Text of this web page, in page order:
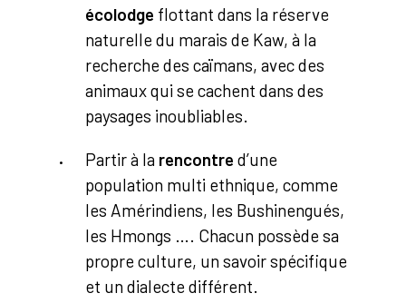
écolodge flottant dans la réserve
naturelle du marais de Kaw, à la
recherche des caïmans, avec des
animaux qui se cachent dans des
paysages inoubliables.
Partir à la rencontre d’une
population multi ethnique, comme
les Amérindiens, les Bushinengués,
les Hmongs …. Chacun possède sa
propre culture, un savoir spécifique
et un dialecte différent.